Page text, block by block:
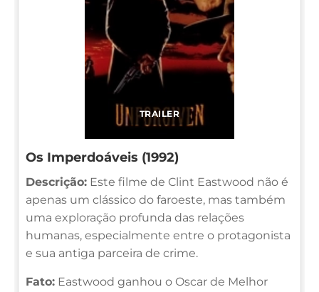
TRAILER
Os Imperdoáveis (1992)
Descrição: Este filme de Clint Eastwood não é
apenas um clássico do faroeste, mas também
uma exploração profunda das relações
humanas, especialmente entre o protagonista
e sua antiga parceira de crime.
Fato: Eastwood ganhou o Oscar de Melhor